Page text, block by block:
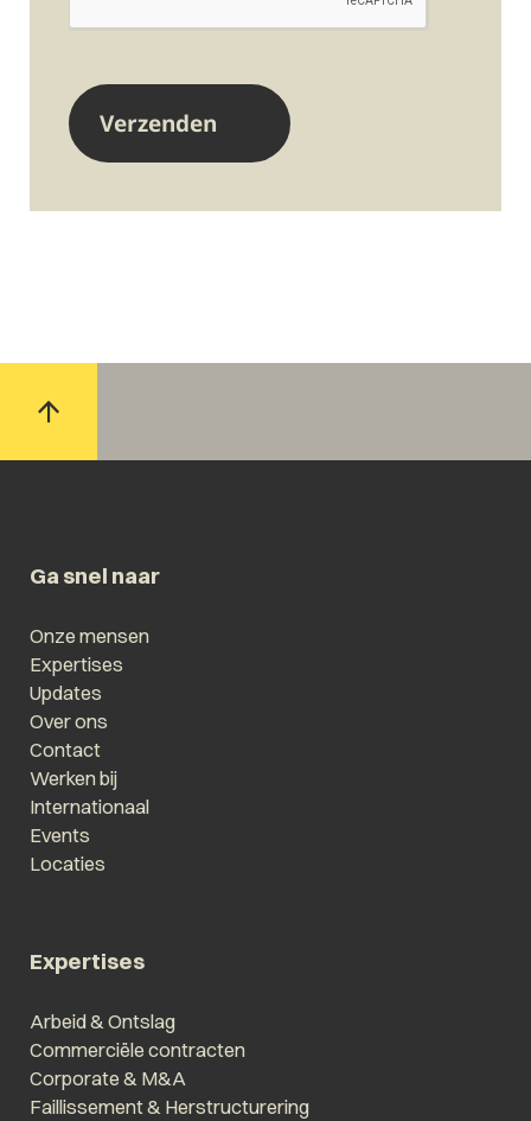
Ga snel naar
Onze mensen
Expertises
Updates
Over ons
Contact
Werken bij
Internationaal
Events
Locaties
Expertises
Arbeid & Ontslag
Commerciële contracten
Corporate & M&A
Faillissement & Herstructurering